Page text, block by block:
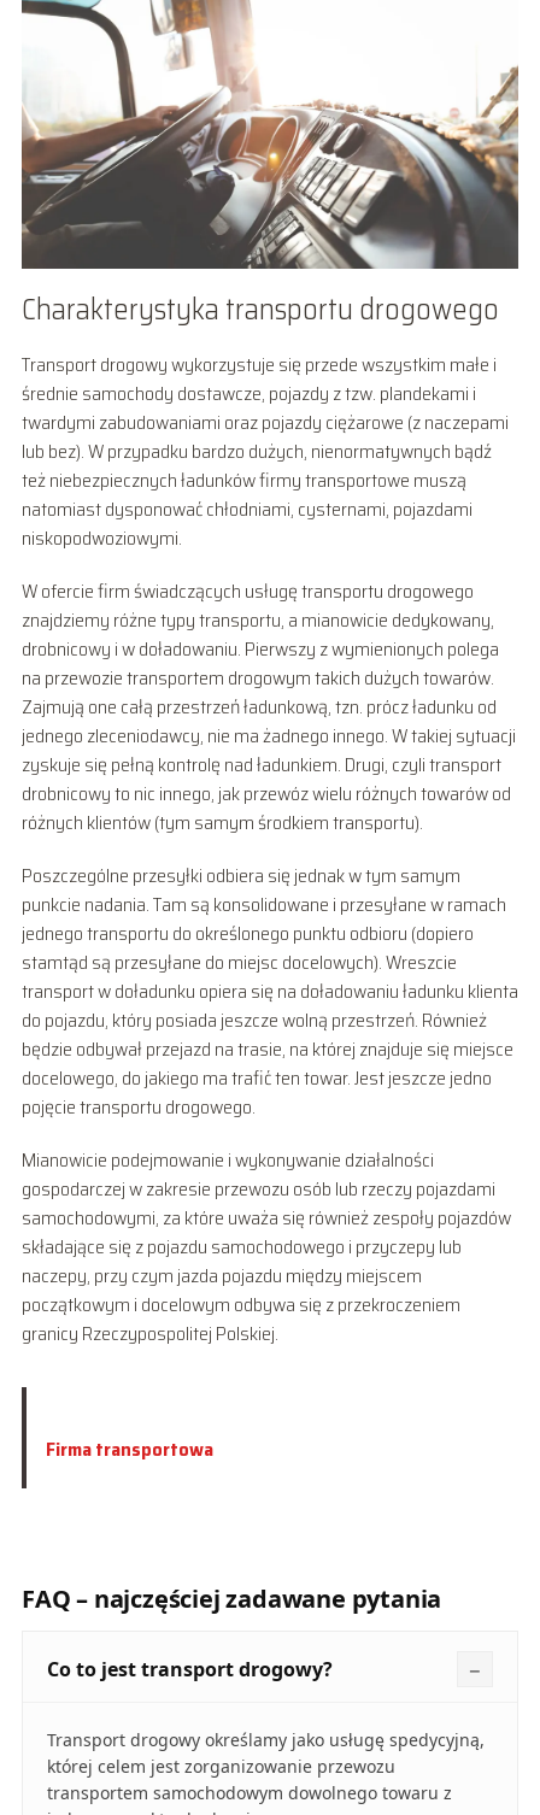
Charakterystyka transportu drogowego
Transport drogowy wykorzystuje się przede wszystkim małe i
średnie samochody dostawcze, pojazdy z tzw. plandekami i
twardymi zabudowaniami oraz pojazdy ciężarowe (z naczepami
lub bez). W przypadku bardzo dużych, nienormatywnych bądź
też niebezpiecznych ładunków firmy transportowe muszą
natomiast dysponować chłodniami, cysternami, pojazdami
niskopodwoziowymi.
W ofercie firm świadczących usługę transportu drogowego
znajdziemy różne typy transportu, a mianowicie dedykowany,
drobnicowy i w doładowaniu. Pierwszy z wymienionych polega
na przewozie transportem drogowym takich dużych towarów.
Zajmują one całą przestrzeń ładunkową, tzn. prócz ładunku od
jednego zleceniodawcy, nie ma żadnego innego. W takiej sytuacji
zyskuje się pełną kontrolę nad ładunkiem. Drugi, czyli transport
drobnicowy to nic innego, jak przewóz wielu różnych towarów od
różnych klientów (tym samym środkiem transportu).
Poszczególne przesyłki odbiera się jednak w tym samym
punkcie nadania. Tam są konsolidowane i przesyłane w ramach
jednego transportu do określonego punktu odbioru (dopiero
stamtąd są przesyłane do miejsc docelowych). Wreszcie
transport w doładunku opiera się na doładowaniu ładunku klienta
do pojazdu, który posiada jeszcze wolną przestrzeń. Również
będzie odbywał przejazd na trasie, na której znajduje się miejsce
docelowego, do jakiego ma trafić ten towar. Jest jeszcze jedno
pojęcie transportu drogowego.
Mianowicie podejmowanie i wykonywanie działalności
gospodarczej w zakresie przewozu osób lub rzeczy pojazdami
samochodowymi, za które uważa się również zespoły pojazdów
składające się z pojazdu samochodowego i przyczepy lub
naczepy, przy czym jazda pojazdu między miejscem
początkowym i docelowym odbywa się z przekroczeniem
granicy Rzeczypospolitej Polskiej.
Firma transportowa
FAQ – najczęściej zadawane pytania
Co to jest transport drogowy?
Transport drogowy określamy jako usługę spedycyjną,
której celem jest zorganizowanie przewozu
transportem samochodowym dowolnego towaru z